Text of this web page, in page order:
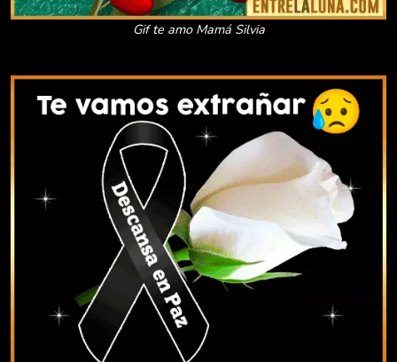
Gif te amo Mamá Silvia